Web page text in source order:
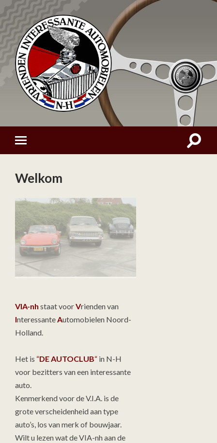
Welkom
VIA-nh staat voorVrienden van
InteressanteAutomobielen Noord-
Holland.
Het is “DE AUTOCLUB“ in N-H
voor bezitters van een interessante
auto.
Kenmerkend voor de V.I.A. is de
grote verscheidenheid aan type
auto’s, los van merk of bouwjaar.
Wilt u lezen wat de VIA-nh aan de